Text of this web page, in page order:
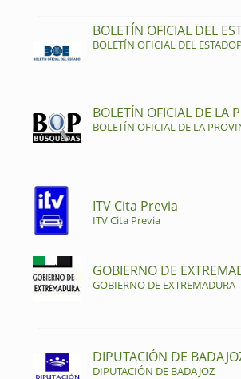
BOLETÍN OFICIAL DEL
BOLETÍN OFICIAL DEL
BOLETÍN OFICIAL DE LA
BOLETÍN OFICIAL DE LA
ITV Cita Previa
ITV Cita Previa
GOBIERNO DE
GOBIERNO DE EXTREMADURA
DIPUTACIÓN DE
DIPUTACIÓN DE BADAJOZ